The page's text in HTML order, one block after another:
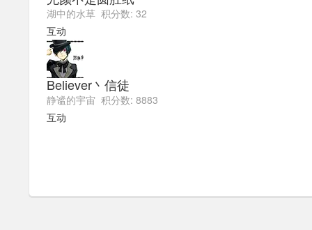
湖中的水草 积分数: 32
互动
Believer丶信徒
静谧的宇宙 积分数: 8883
互动